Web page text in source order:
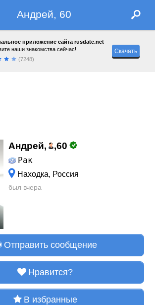
Андрей, 60
приложение сайта rusdate.net
наши знакомства сейчас!
(7248)
Скачать
Андрей, ,60
Рак
Находка, Россия
был вчера
Отправить сообщение
Нравится?
В избранные